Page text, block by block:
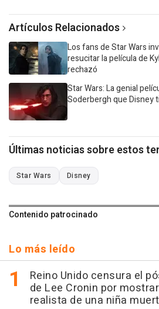
Artículos Relacionados
Los fans de Star Wars
resucitar la película de
rechazó
Star Wars: La genial
Soderbergh que Disney
Últimas noticias sobre estos
Star Wars Disney
Contenido patrocinado
Lo más leído
Reino Unido censura el
de Lee Cronin por
realista de una niña